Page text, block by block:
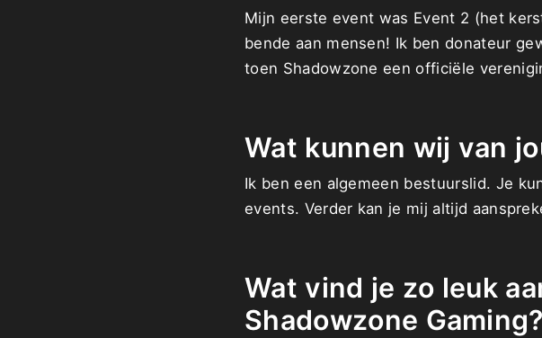
Mijn eerste event was Event 2 (het
bende aan mensen! Ik ben donateur
toen Shadowzone een officiële
Wat kunnen wij van
Ik ben een algemeen bestuurslid. Je
events. Verder kan je mij altijd
Wat vind je zo leuk
Shadowzone Gaming?